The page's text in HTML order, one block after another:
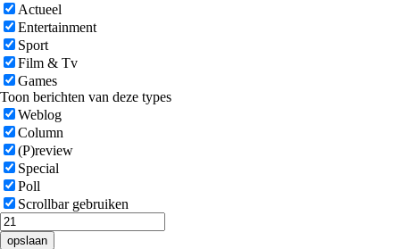
Actueel
Entertainment
Sport
Film & Tv
Games
Toon berichten van deze types
Weblog
Column
(P)review
Special
Poll
Scrollbar gebruiken
opslaan